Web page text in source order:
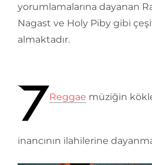
yorumlamalarına dayanan
Nagast ve Holy Piby gibi
almaktadır.
Reggae müziğin
inancının ilahilerine